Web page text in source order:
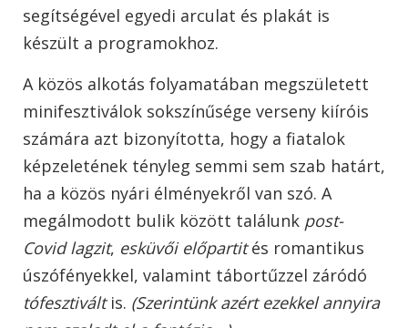
segítségével egyedi arculat és plakát is
készült a programokhoz.
A közös alkotás folyamatában megszületett
minifesztiválok sokszínűsége verseny kiíróis
számára azt bizonyította, hogy a fiatalok
képzeletének tényleg semmi sem szab határt,
ha a közös nyári élményekről van szó. A
megálmodott bulik között találunk post-
Covid lagzit, esküvői előpartités romantikus
úszófényekkel, valamint tábortűzzel záródó
tófesztiváltis. (Szerintünk azért ezekkel annyira